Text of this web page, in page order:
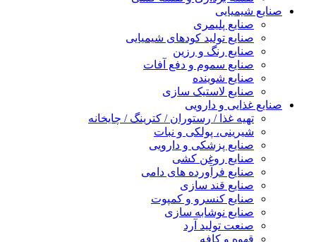
صنایع شیمیایی
صنایع پلیمری
صنایع تولید کودهای شیمیایی
صنایع رنگ و رزین
صنایع سموم و دفع آفات
صنایع شوینده
صنایع لاستیک سازی
صنایع غذایی و دارویی
تهیه غذا / رستوران / کترینگ / چایخانه
شیرینی، پولکی و نبات
صنایع پزشکی و دارویی
صنایع روغن کشی
صنایع فرآورده های دامی
صنایع قند سازی
صنایع کنسرو و کمپوت
صنایع نوشابه سازی
صنعت تولید آرد
قهوه و کافه